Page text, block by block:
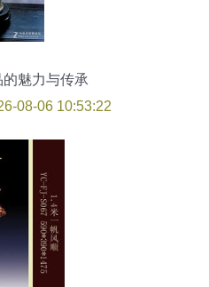
的魅力与传承
08-06 10:53:22